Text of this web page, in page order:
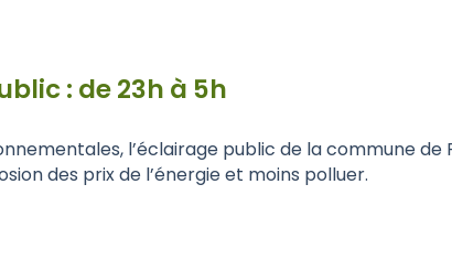
: de 23h à 5h
l’éclairage public de la commune
des prix de l’énergie et moins polluer.